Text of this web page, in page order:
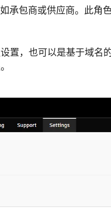
承包商或供应商。此角
置，也可以是基于域名